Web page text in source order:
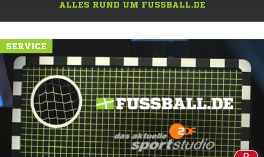
ALLES RUND UM FUSSBALL.DE
SERVICE